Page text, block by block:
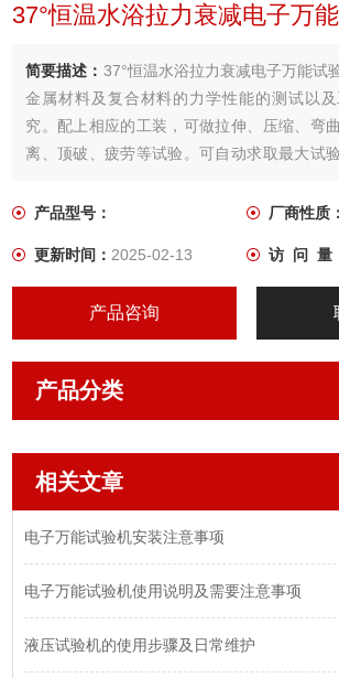
37°恒温水浴拉力衰减电子万
简要描述： 37°恒温水浴拉力衰减电子万能试
金属材料及复合材料的力学性能的测试以
究。配上相应的工装，可做拉伸、压缩、弯
离、顶破、疲劳等试验。可自动求取最大试
量、剪切强度、撕裂强度、剥离强度等参数。
产品型号： 厂商性质：
更新时间：2025-02-13 访 问 量
产品咨询
产品分类
相关文章
电子万能试验机安装注意事项
电子万能试验机使用说明及需要注意事项
液压试验机的使用步骤及日常维护